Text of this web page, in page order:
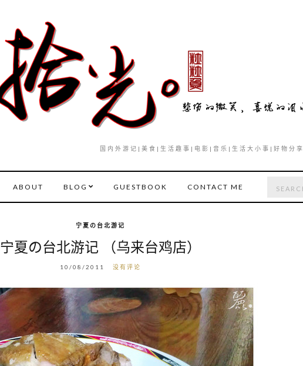
国内外游记|美食|生活趣事|电影|音乐|生活大小事|好物分享
ABOUT BLOG GUESTBOOK CONTACT ME
宁夏の台北游记
宁夏の台北游记 （乌来台鸡店）
10/08/2011 没有评论